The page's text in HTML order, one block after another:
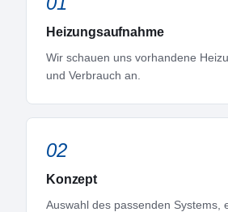
Heizungsaufnahme
Wir schauen uns vorhandene
und Verbrauch an.
02
Konzept
Auswahl des passenden Systems,